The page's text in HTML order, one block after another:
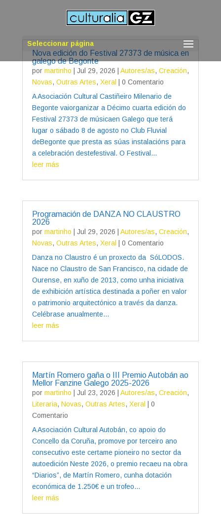
Seleccionar página
Nova edición do Festival 27373 de música en
galego de Begonte
por martinho Jul 29, 2026 Autores/as, Creación,
Novas, Outras Artes, Xeral
| 0 Comentario
A Asociación Cultural Castiñeiro Milenario de
Begonte vaiorganizar a Décimo cuarta edición do
Festival 27373 de músicaen Galego que terá
lugar o sábado 8 de agosto no Club Fluvial
deBegonte que presta as súas instalacións para
a celebración destefestival. O Festival...
leer más
Programación de DANZA NO CLAUSTRO
2026
por martinho Jul 29, 2026 Autores/as, Creación,
Novas, Outras Artes, Xeral
| 0 Comentario
Danza no Claustro é un proxecto da SóLODOS.
Nace no Claustro de San Francisco, na cidade de
Ourense, en xuño de 2013, como unha iniciativa
de exhibición artística destinada a poñer en valor
o patrimonio arquitectónico a través da danza.
Celébrase anualmente...
leer más
Martín Romero gaña o III Premio Autobán ao
Mellor Fanzine Galego 2025-2026
por martinho Jul 23, 2026 Autores/as, Creación,
Literaria, Novas, Outras Artes, Xeral
| 0
Comentario
A Asociación Cultural Autobán, co apoio do
Concello da Coruña, promove por terceiro ano
consecutivo este certame pioneiro no sector da
autoedición Neste 2026, o premio recaeu na obra
“Diarios”, de Martín Romero, cunha dotación
económica de 1.250€ e un trofeo...
leer más